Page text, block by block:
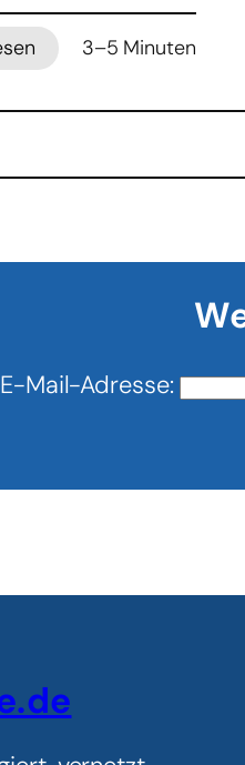
3–5 Minuten
E-Mail-Adresse: